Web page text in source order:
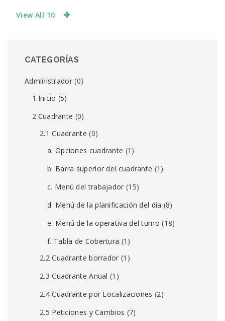
View All 10
CATEGORÍAS
Administrador(0)
1.Inicio (5)
2.Cuadrante (0)
2.1 Cuadrante (0)
a. Opciones cuadrante (1)
b. Barra superior del cuadrante (1)
c. Menú del trabajador (15)
d. Menú de la planificación del día (8)
e. Menú de la operativa del turno (18)
f. Tabla de Cobertura (1)
2.2 Cuadrante borrador (1)
2.3 Cuadrante Anual (1)
2.4 Cuadrante por Localizaciones (2)
2.5 Peticiones y Cambios (7)